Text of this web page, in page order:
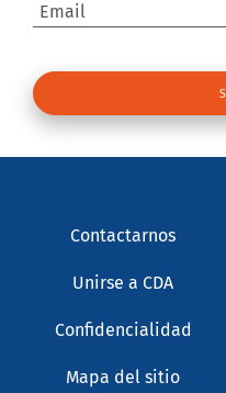
Email
Contactarnos
Unirse a CDA
Confidencialidad
Mapa del sitio